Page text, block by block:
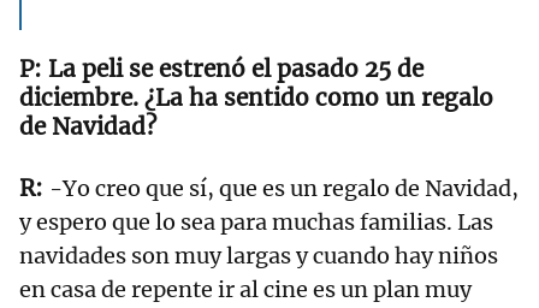
La peli se estrenó el pasado 25 de
diciembre. ¿La ha sentido como un regalo
de Navidad?
-Yo creo que sí, que es un regalo de Navidad,
y espero que lo sea para muchas familias. Las
navidades son muy largas y cuando hay niños
en casa de repente ir al cine es un plan muy